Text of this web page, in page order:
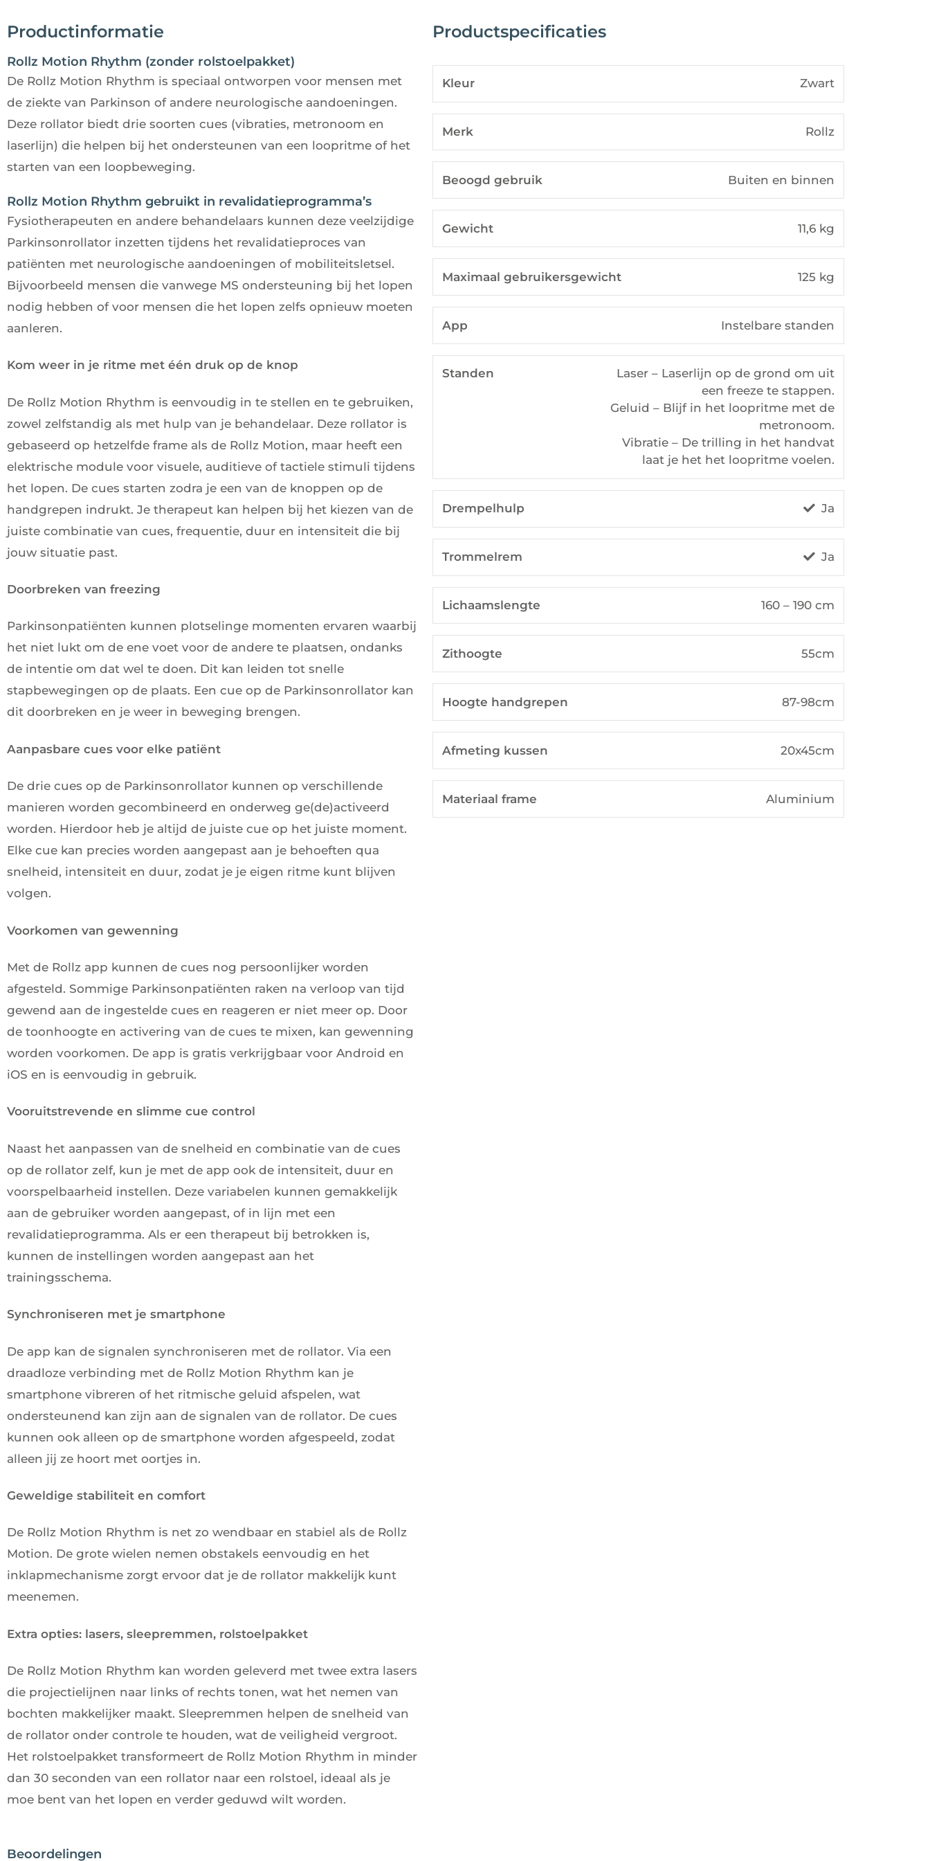
Productinformatie
Rollz Motion Rhythm (zonder rolstoelpakket)
De Rollz Motion Rhythm is speciaal ontworpen voor mensen met
de ziekte van Parkinson of andere neurologische aandoeningen.
Deze rollator biedt drie soorten cues (vibraties, metronoom en
laserlijn) die helpen bij het ondersteunen van een loopritme of het
starten van een loopbeweging.
Rollz Motion Rhythm gebruikt in revalidatieprogramma’s
Fysiotherapeuten en andere behandelaars kunnen deze veelzijdige
Parkinsonrollator inzetten tijdens het revalidatieproces van
patiënten met neurologische aandoeningen of mobiliteitsletsel.
Bijvoorbeeld mensen die vanwege MS ondersteuning bij het lopen
nodig hebben of voor mensen die het lopen zelfs opnieuw moeten
aanleren.
Kom weer in je ritme met één druk op de knop
De Rollz Motion Rhythm is eenvoudig in te stellen en te gebruiken,
zowel zelfstandig als met hulp van je behandelaar. Deze rollator is
gebaseerd op hetzelfde frame als de Rollz Motion, maar heeft een
elektrische module voor visuele, auditieve of tactiele stimuli tijdens
het lopen. De cues starten zodra je een van de knoppen op de
handgrepen indrukt. Je therapeut kan helpen bij het kiezen van de
juiste combinatie van cues, frequentie, duur en intensiteit die bij
jouw situatie past.
Doorbreken van freezing
Parkinsonpatiënten kunnen plotselinge momenten ervaren waarbij
het niet lukt om de ene voet voor de andere te plaatsen, ondanks
de intentie om dat wel te doen. Dit kan leiden tot snelle
stapbewegingen op de plaats. Een cue op de Parkinsonrollator kan
dit doorbreken en je weer in beweging brengen.
Aanpasbare cues voor elke patiënt
De drie cues op de Parkinsonrollator kunnen op verschillende
manieren worden gecombineerd en onderweg ge(de)activeerd
worden. Hierdoor heb je altijd de juiste cue op het juiste moment.
Elke cue kan precies worden aangepast aan je behoeften qua
snelheid, intensiteit en duur, zodat je je eigen ritme kunt blijven
volgen.
Voorkomen van gewenning
Met de Rollz app kunnen de cues nog persoonlijker worden
afgesteld. Sommige Parkinsonpatiënten raken na verloop van tijd
gewend aan de ingestelde cues en reageren er niet meer op. Door
de toonhoogte en activering van de cues te mixen, kan gewenning
worden voorkomen. De app is gratis verkrijgbaar voor Android en
iOS en is eenvoudig in gebruik.
Vooruitstrevende en slimme cue control
Naast het aanpassen van de snelheid en combinatie van de cues
op de rollator zelf, kun je met de app ook de intensiteit, duur en
voorspelbaarheid instellen. Deze variabelen kunnen gemakkelijk
aan de gebruiker worden aangepast, of in lijn met een
revalidatieprogramma. Als er een therapeut bij betrokken is,
kunnen de instellingen worden aangepast aan het
trainingsschema.
Synchroniseren met je smartphone
De app kan de signalen synchroniseren met de rollator. Via een
draadloze verbinding met de Rollz Motion Rhythm kan je
smartphone vibreren of het ritmische geluid afspelen, wat
ondersteunend kan zijn aan de signalen van de rollator. De cues
kunnen ook alleen op de smartphone worden afgespeeld, zodat
alleen jij ze hoort met oortjes in.
Geweldige stabiliteit en comfort
De Rollz Motion Rhythm is net zo wendbaar en stabiel als de Rollz
Motion. De grote wielen nemen obstakels eenvoudig en het
inklapmechanisme zorgt ervoor dat je de rollator makkelijk kunt
meenemen.
Extra opties: lasers, sleepremmen, rolstoelpakket
De Rollz Motion Rhythm kan worden geleverd met twee extra lasers
die projectielijnen naar links of rechts tonen, wat het nemen van
bochten makkelijker maakt. Sleepremmen helpen de snelheid van
de rollator onder controle te houden, wat de veiligheid vergroot.
Het rolstoelpakket transformeert de Rollz Motion Rhythm in minder
dan 30 seconden van een rollator naar een rolstoel, ideaal als je
moe bent van het lopen en verder geduwd wilt worden.
Productspecificaties
Kleur Zwart
Merk Rollz
Beoogd gebruik Buiten en binnen
Gewicht 11,6 kg
Maximaal gebruikersgewicht 125 kg
App Instelbare standen
Standen
Laser – Laserlijn op de grond om uit
een freeze te stappen.
Geluid – Blijf in het loopritme met de
metronoom.
Vibratie – De trilling in het handvat
laat je het het loopritme voelen.
Drempelhulp Ja
Trommelrem Ja
Lichaamslengte 160 – 190 cm
Zithoogte 55cm
Hoogte handgrepen 87-98cm
Afmeting kussen 20x45cm
Materiaal frame Aluminium
Beoordelingen